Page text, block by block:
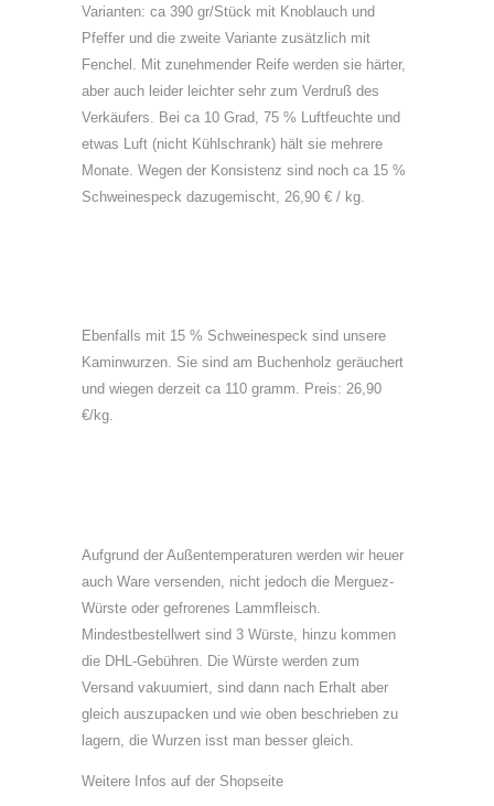
Varianten: ca 390 gr/Stück mit Knoblauch und
Pfeffer und die zweite Variante zusätzlich mit
Fenchel. Mit zunehmender Reife werden sie härter,
aber auch leider leichter sehr zum Verdruß des
Verkäufers. Bei ca 10 Grad, 75 % Luftfeuchte und
etwas Luft (nicht Kühlschrank) hält sie mehrere
Monate. Wegen der Konsistenz sind noch ca 15 %
Schweinespeck dazugemischt, 26,90 € / kg.
Ebenfalls mit 15 % Schweinespeck sind unsere
Kaminwurzen. Sie sind am Buchenholz geräuchert
und wiegen derzeit ca 110 gramm. Preis: 26,90
€/kg.
Aufgrund der Außentemperaturen werden wir heuer
auch Ware versenden, nicht jedoch die Merguez-
Würste oder gefrorenes Lammfleisch.
Mindestbestellwert sind 3 Würste, hinzu kommen
die DHL-Gebühren. Die Würste werden zum
Versand vakuumiert, sind dann nach Erhalt aber
gleich auszupacken und wie oben beschrieben zu
lagern, die Wurzen isst man besser gleich.
Weitere Infos auf der Shopseite